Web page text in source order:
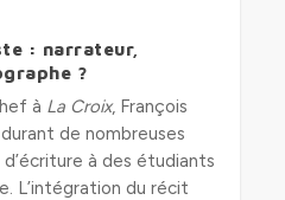
: narrateur,
?
à La Croix, François
de nombreuses
à des étudiants
L’intégration du récit